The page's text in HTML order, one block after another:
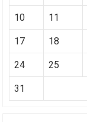
10 11
17 18
24 25
31